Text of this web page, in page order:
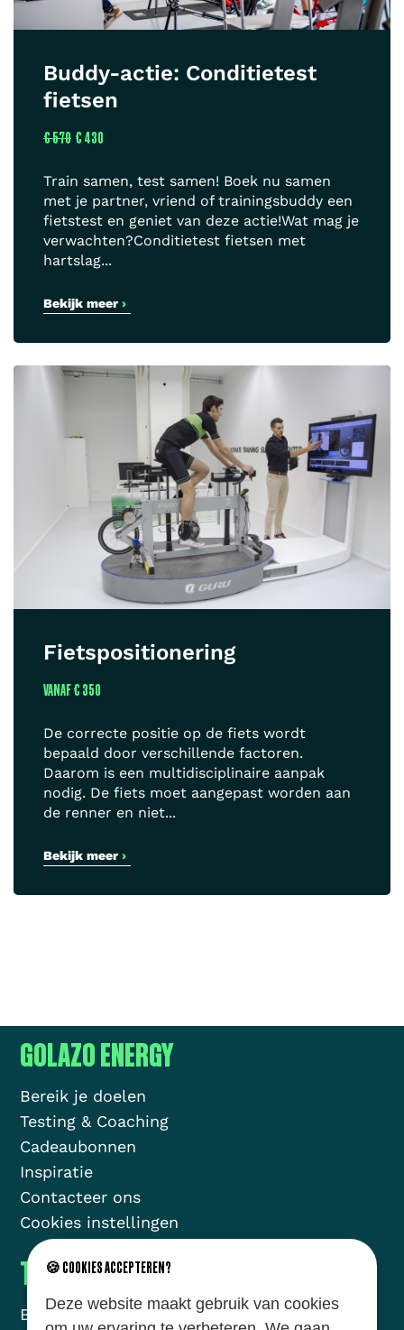
Buddy-actie: Conditietest
fietsen
€ 570 € 430
Train samen, test samen! Boek nu samen
met je partner, vriend of trainingsbuddy een
fietstest en geniet van deze actie!Wat mag je
verwachten?Conditietest fietsen met
hartslag...
Bekijk meer ›
Fietspositionering
VANAF€ 350
De correcte positie op de fiets wordt
bepaald door verschillende factoren.
Daarom is een multidisciplinaire aanpak
nodig. De fiets moet aangepast worden aan
de renner en niet...
Bekijk meer ›
GOLAZO ENERGY
Bereik je doelen
Testing & Coaching
Cadeaubonnen
Inspiratie
Contacteer ons
Cookies instellingen
THE GOLAZO MOVEMENT
Brands
Missie
🍪 COOKIES ACCEPTEREN?
Deze website maakt gebruik van cookies